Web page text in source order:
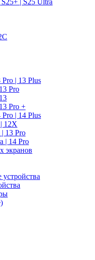
| S25 Ultra
| 13 Plus
Pro
Pro +
| 14 Plus
12X
13 Pro
| 14 Pro
экранов